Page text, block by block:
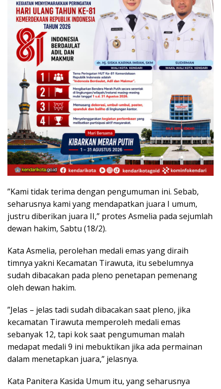
”Kami tidak terima dengan pengumuman ini. Sebab,
seharusnya kami yang mendapatkan juara I umum,
justru diberikan juara II,” protes Asmelia pada sejumlah
dewan hakim, Sabtu (18/2).
Kata Asmelia, perolehan medali emas yang diraih
timnya yakni Kecamatan Tirawuta, itu sebelumnya
sudah dibacakan pada pleno penetapan pemenang
oleh dewan hakim.
”Jelas – jelas tadi sudah dibacakan saat pleno, jika
kecamatan Tirawuta memperoleh medali emas
sebanyak 12, tapi kok saat pengumuman malah
medapat medali 9 ini mebuktikan jika ada permainan
dalam menetapkan juara,” jelasnya.
Kata Panitera Kasida Umum itu, yang seharusnya